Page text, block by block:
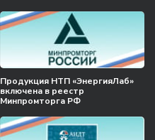
Продукция НТП «ЭнергияЛаб»
включена в реестр
Минпромторга РФ